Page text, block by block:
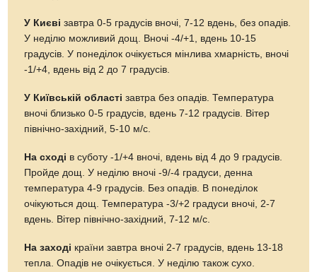
У Києві завтра 0-5 градусів вночі, 7-12 вдень, без опадів.
У неділю можливий дощ. Вночі -4/+1, вдень 10-15
градусів. У понеділок очікується мінлива хмарність, вночі
-1/+4, вдень від 2 до 7 градусів.
У Київській області завтра без опадів. Температура
вночі близько 0-5 градусів, вдень 7-12 градусів. Вітер
північно-західний, 5-10 м/с.
На сході в суботу -1/+4 вночі, вдень від 4 до 9 градусів.
Пройде дощ. У неділю вночі -9/-4 градуси, денна
температура 4-9 градусів. Без опадів. В понеділок
очікуються дощ. Температура -3/+2 градуси вночі, 2-7
вдень. Вітер північно-західний, 7-12 м/с.
На заході країни завтра вночі 2-7 градусів, вдень 13-18
тепла. Опадів не очікується. У неділю також сухо.